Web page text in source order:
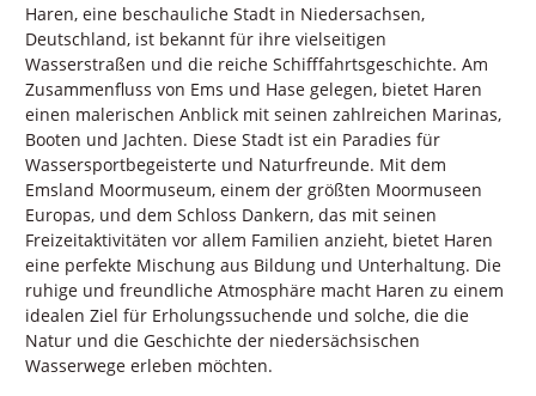
Haren, eine beschauliche Stadt in Niedersachsen,
Deutschland, ist bekannt für ihre vielseitigen
Wasserstraßen und die reiche Schifffahrtsgeschichte. Am
Zusammenfluss von Ems und Hase gelegen, bietet Haren
einen malerischen Anblick mit seinen zahlreichen Marinas,
Booten und Jachten. Diese Stadt ist ein Paradies für
Wassersportbegeisterte und Naturfreunde. Mit dem
Emsland Moormuseum, einem der größten Moormuseen
Europas, und dem Schloss Dankern, das mit seinen
Freizeitaktivitäten vor allem Familien anzieht, bietet Haren
eine perfekte Mischung aus Bildung und Unterhaltung. Die
ruhige und freundliche Atmosphäre macht Haren zu einem
idealen Ziel für Erholungssuchende und solche, die die
Natur und die Geschichte der niedersächsischen
Wasserwege erleben möchten.